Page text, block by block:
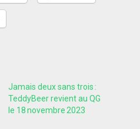
Jamais deux sans trois :
TeddyBeer revient au QG
le 18 novembre 2023